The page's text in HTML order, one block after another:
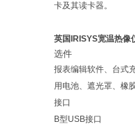
卡及其读卡器。
英国IRISYS宽温热像
选件
报表编辑软件、台式
用电池、遮光罩、橡
接口
B型USB接口